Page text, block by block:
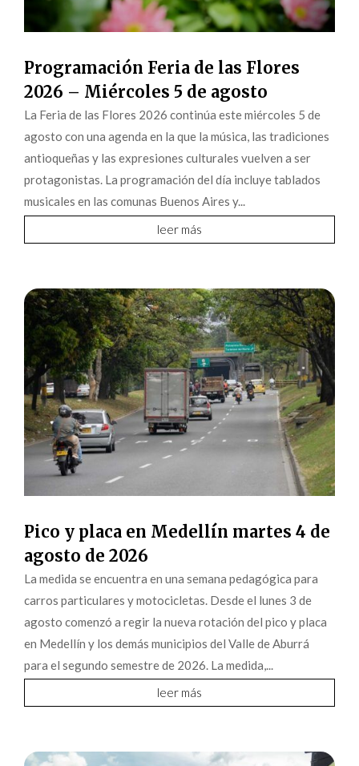
Programación Feria de las Flores
2026 – Miércoles 5 de agosto
La Feria de las Flores 2026 continúa este miércoles 5 de
agosto con una agenda en la que la música, las tradiciones
antioqueñas y las expresiones culturales vuelven a ser
protagonistas. La programación del día incluye tablados
musicales en las comunas Buenos Aires y...
leer más
Pico y placa en Medellín martes 4 de
agosto de 2026
La medida se encuentra en una semana pedagógica para
carros particulares y motocicletas. Desde el lunes 3 de
agosto comenzó a regir la nueva rotación del pico y placa
en Medellín y los demás municipios del Valle de Aburrá
para el segundo semestre de 2026. La medida,...
leer más